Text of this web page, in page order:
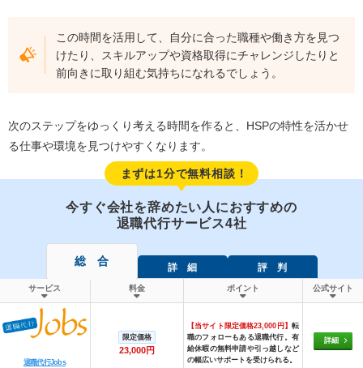
この時間を活用して、自分に合った職種や働き方を見つ
けたり、スキルアップや資格取得にチャレンジしたりと
前向きに取り組む気持ちになれるでしょう。
次のステップをゆっくり考える時間を作ると、HSPの特性を活かせ
る仕事や環境を見つけやすくなります。
まずは1分で無料相談！
今すぐ会社を辞めたい人におすすめの
退職代行サービス4社
総 合 詳 細 評 判
サービス 料金 ポイント 公式サイト
退職代行Jobs
限定価格
23,000円
【当サイト限定価格23,000円】 転
職のフォローもある退職代行。有
給休暇の無料申請や引っ越しなど
の幅広いサポートを受けられる。
詳細